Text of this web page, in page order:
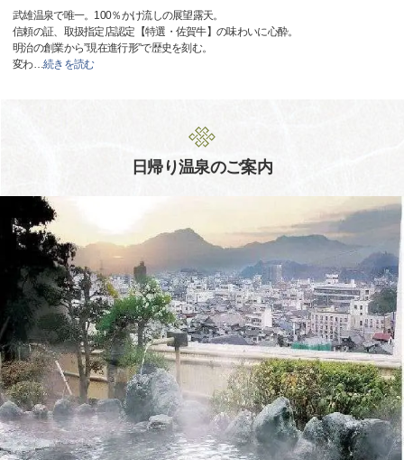
武雄温泉で唯一。100％かけ流しの展望露天。
信頼の証、取扱指定店認定【特選・佐賀牛】の味わいに心酔。
明治の創業から”現在進行形”で歴史を刻む。
変わ…続きを読む
日帰り温泉のご案内